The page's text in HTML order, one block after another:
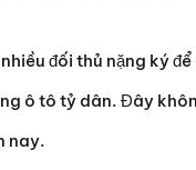
đối thủ nặng ký
ô tô tỷ dân. Đây
nay.